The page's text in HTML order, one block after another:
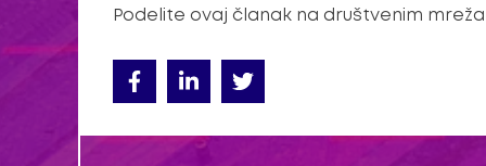
Podelite ovaj članak na društvenim